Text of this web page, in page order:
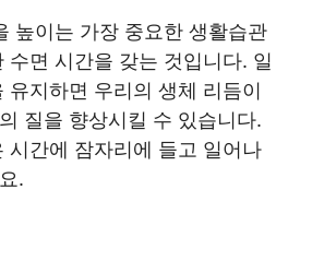
높이는 가장 중요한 생활습관
수면 시간을 갖는 것입니다. 일
유지하면 우리의 생체 리듬이
질을 향상시킬 수 있습니다.
시간에 잠자리에 들고 일어나
.